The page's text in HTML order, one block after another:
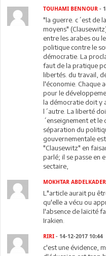
TOUHAMI BENNOUR -
"la guerre. c´est de
moyens"
entre les arabes ou
politique contre le
démocratie. La
faut de la pratique
libertés. du travail,
l'économie. Chaque
pour le
la démocratie doit y
l´autre. La liberté
´enseignement et le
séparation du
gouvernementale
"Clausewitz" en
parlé; il se passe en
sectaire,
MOKHTAR ABDELKADER
L"article aurait pu
qu'elle a vécu ou
l'absence de laïcité
Irakien.
RIRI - 14-12-2017 10:44
c'est une évidence,